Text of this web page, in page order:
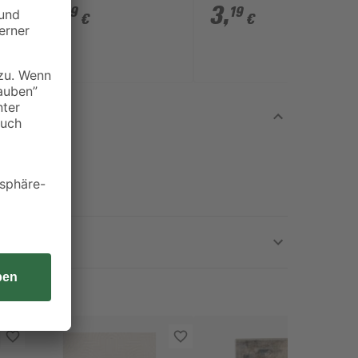
LS 80' weiß, 2 Stück
99 €
dunkelgrau
3,19 €